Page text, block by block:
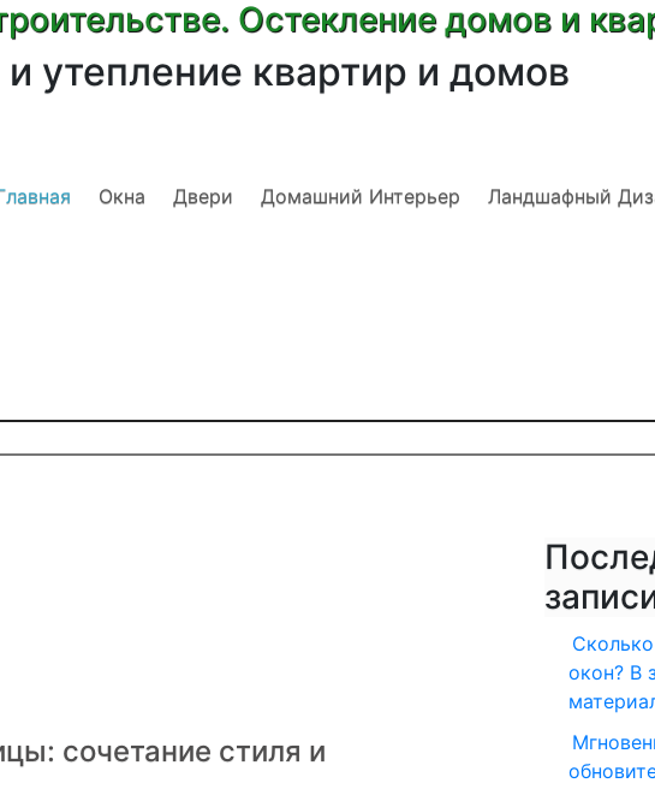
Остекление домов и
утепление квартир и домов
Окна Двери Домашний Интерьер Ландшафный
сочетание стиля и
окон? В